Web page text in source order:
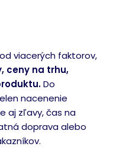
viacerých faktorov,
ceny na trhu,
Do
nacenenie
aj zľavy, čas na
doprava alebo